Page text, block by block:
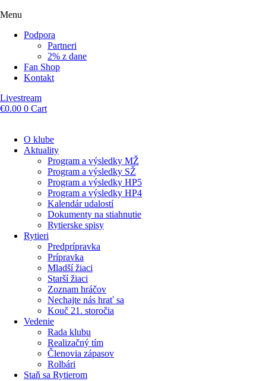
Menu
Podpora
Partneri
2% z dane
Fan Shop
Kontakt
Livestream
€0.00 0 Cart
O klube
Aktuality
Program a výsledky MŽ
Program a výsledky SŽ
Program a výsledky HP5
Program a výsledky HP4
Kalendár udalostí
Dokumenty na stiahnutie
Rytierske spisy
Rytieri
Predprípravka
Prípravka
Mladší žiaci
Starší žiaci
Zoznam hráčov
Nechajte nás hrať sa
Kouč 21. storočia
Vedenie
Rada klubu
Realizačný tím
Členovia zápasov
Rolbári
Staň sa Rytierom